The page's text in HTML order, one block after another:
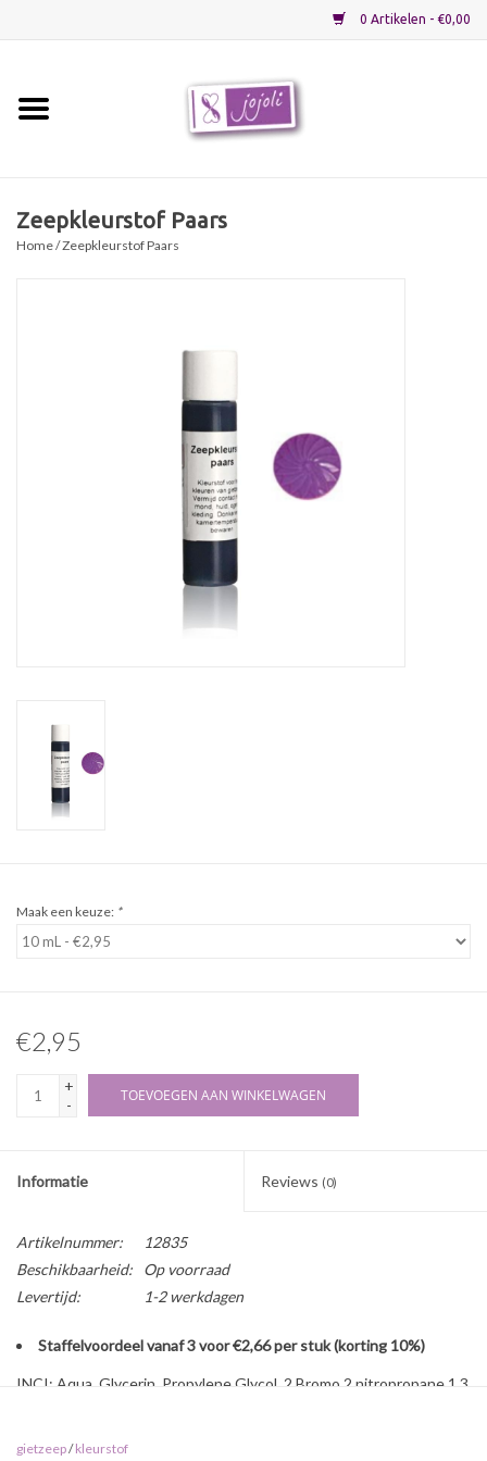
0 Artikelen - €0,00
Zeepkleurstof Paars
Home/ Zeepkleurstof Paars
Maak een keuze: *
€2,95
+
-
TOEVOEGEN AAN WINKELWAGEN
Informatie Reviews (0)
Artikelnummer:
12835
Beschikbaarheid:
Op voorraad
Levertijd:
1-2 werkdagen
Staffelvoordeel vanaf 3 voor €2,66 per stuk (korting 10%)
INCI: Aqua, Glycerin, Propylene Glycol, 2 Bromo 2 nitropropane 1,3
Eigenschappen:
gietzeep/kleurstof